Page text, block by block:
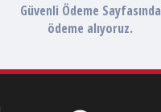
Güvenli Ödeme Sayfasında
ödeme alıyoruz.